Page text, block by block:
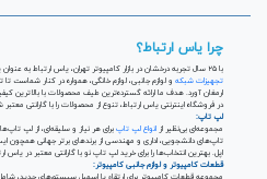
چرا یاس ارتباط؟
با ۲۵ سال تجربه درخشان در بازار کامپیوتر تهران، یاس ارتباط به عنوان یک فروشگاه اینترنتی کالای دیجیتال،
تجهیزات شبکه
و لوازم جانبی، لوازم خانگی،
ارمغان آورد. هدف ما ارائه گسترده‌ترین طیف محصولات با بالاترین
در فروشگاه اینترنتی یاس ارتباط، تنوع از محصولات را با گارانتی
لپ تاپ:
مجموعه‌ای بی‌نظیر از انواع لپ تاپ
اپل. بهترین انتخاب‌ها را برای خرید لپ تاپ نو با گارانتی معتبر در یاس
قطعات کامپیوتر و لوازم جانبی کامپیوتر: